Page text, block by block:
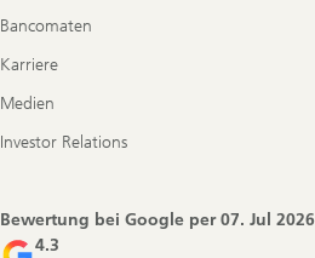
Bancomaten
Karriere
Medien
Investor Relations
Bewertung bei Google per07. Jul 2026
4.3